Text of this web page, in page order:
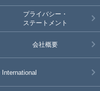
プライバシー・
ステートメント
会社概要
International